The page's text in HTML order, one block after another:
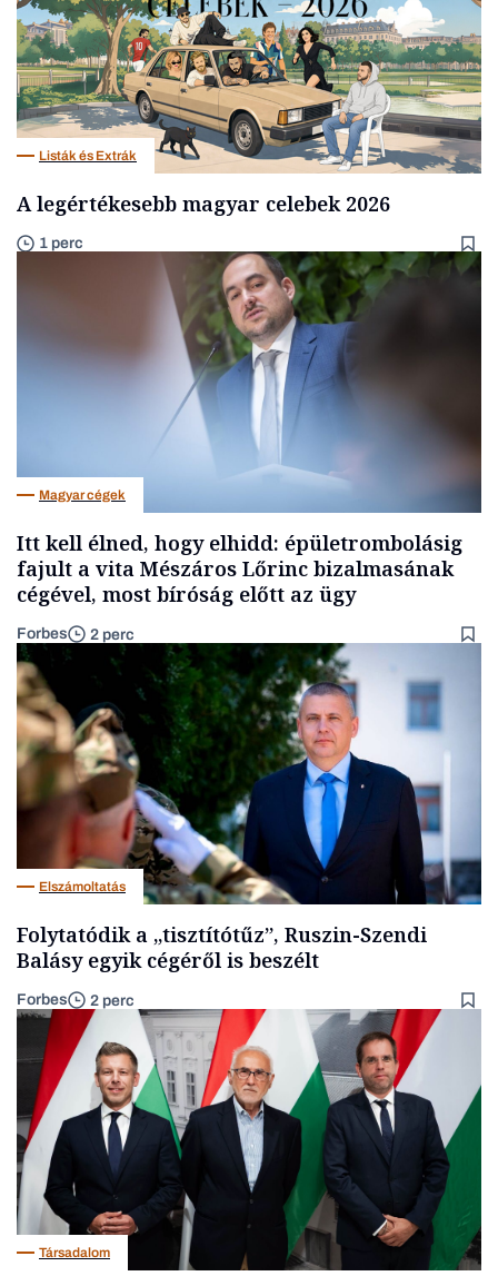
Listák és Extrák
A legértékesebb magyar celebek 2026
1 perc
Magyar cégek
Itt kell élned, hogy elhidd: épületrombolásig
fajult a vita Mészáros Lőrinc bizalmasának
cégével, most bíróság előtt az ügy
Forbes 2 perc
Elszámoltatás
Folytatódik a „tisztítótűz”, Ruszin-Szendi
Balásy egyik cégéről is beszélt
Forbes 2 perc
Társadalom